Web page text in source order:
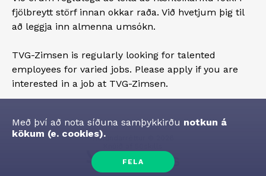
fjölbreytt störf innan okkar raða. Við hvetjum þig til
að leggja inn almenna umsókn.
TVG-Zimsen is regularly looking for talented
employees for varied jobs. Please apply if you are
interested in a job at TVG-Zimsen.
Höfundarréttur
Með því að nota síðuna samþykkirðu notkun á
kökum (e. cookies).
FELA